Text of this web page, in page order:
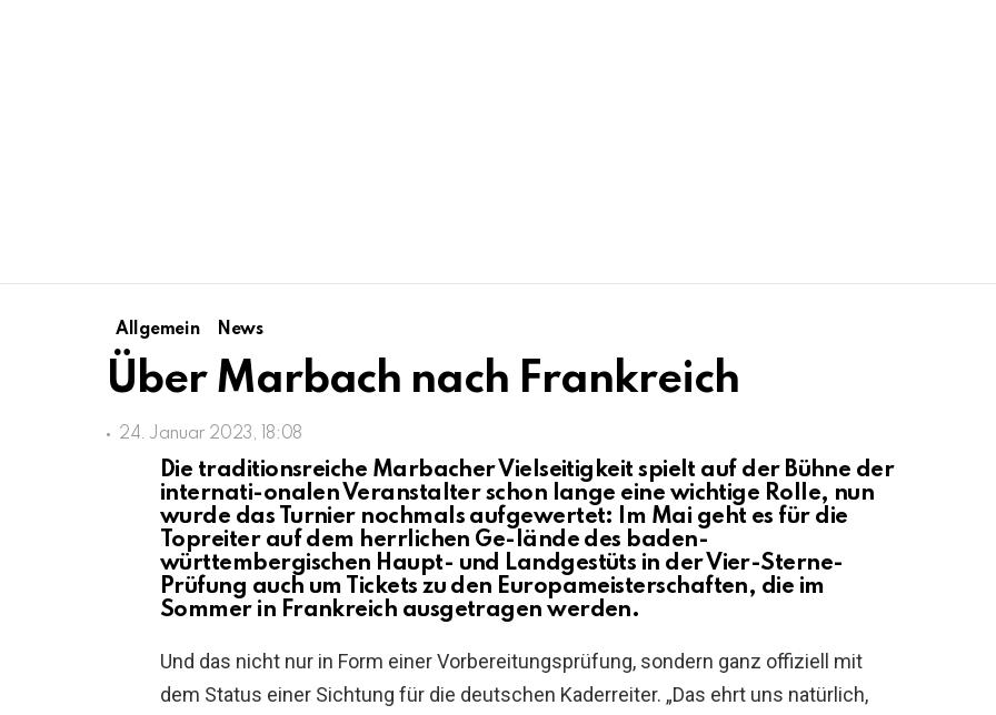
Allgemein News
Über Marbach nach Frankreich
24. Januar 2023, 18:08
Die traditionsreiche Marbacher Vielseitigkeit spielt auf der Bühne der
internati-onalen Veranstalter schon lange eine wichtige Rolle, nun
wurde das Turnier nochmals aufgewertet: Im Mai geht es für die
Topreiter auf dem herrlichen Ge-lände des baden-
württembergischen Haupt- und Landgestüts in der Vier-Sterne-
Prüfung auch um Tickets zu den Europameisterschaften, die im
Sommer in Frankreich ausgetragen werden.
Und das nicht nur in Form einer Vorbereitungsprüfung, sondern ganz offiziell mit
dem Status einer Sichtung für die deutschen Kaderreiter. „Das ehrt uns natürlich,